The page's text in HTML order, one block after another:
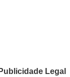
Publicidade Legal